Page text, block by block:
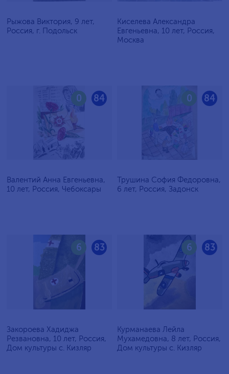
Рыжова Виктория, 9 лет,
Россия, г. Подольск
Киселева Александра
Евгеньевна, 10 лет, Россия,
Москва
84
0
Валентий Анна Евгеньевна,
10 лет, Россия, Чебоксары
84
0
Трушина София Федоровна,
6 лет, Россия, Задонск
83
6
Закороева Хадиджа
Резвановна, 10 лет, Россия,
Дом культуры с. Кизляр
83
6
Курманаева Лейла
Мухамедовна, 8 лет, Россия,
Дом культуры с. Кизляр